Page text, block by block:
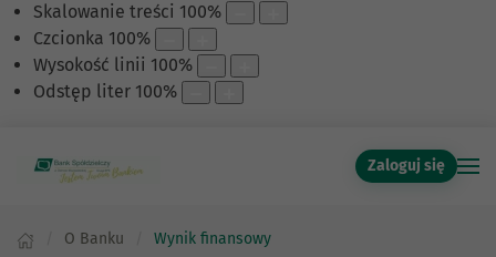
Skalowanie treści 100%
Czcionka 100%
Wysokość linii 100%
Odstęp liter 100%
Zaloguj się
O Banku Wynik finansowy